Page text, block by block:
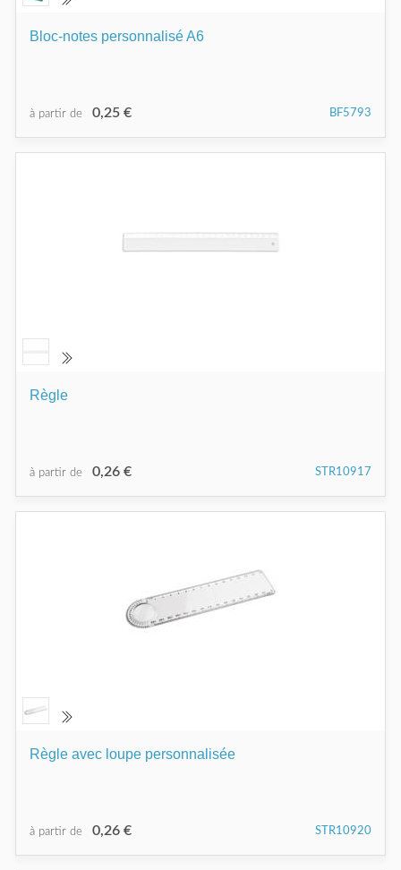
Bloc-notes personnalisé A6
à partir de 0,25 € BF5793
Règle
à partir de 0,26 € STR10917
Règle avec loupe personnalisée
à partir de 0,26 € STR10920